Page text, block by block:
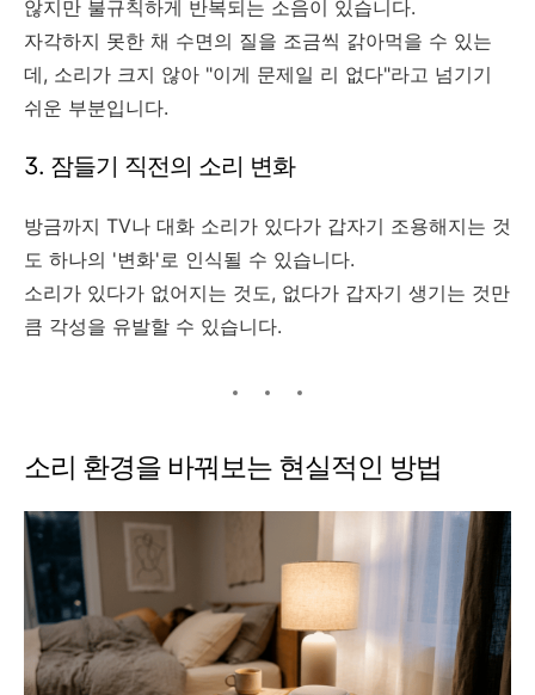
않지만 불규칙하게 반복되는 소음이 있습니다.
자각하지 못한 채 수면의 질을 조금씩 갉아먹을 수 있는
데, 소리가 크지 않아 "이게 문제일 리 없다"라고 넘기기
쉬운 부분입니다.
3. 잠들기 직전의 소리 변화
방금까지 TV나 대화 소리가 있다가 갑자기 조용해지는 것
도 하나의 '변화'로 인식될 수 있습니다.
소리가 있다가 없어지는 것도, 없다가 갑자기 생기는 것만
큼 각성을 유발할 수 있습니다.
소리 환경을 바꿔보는 현실적인 방법